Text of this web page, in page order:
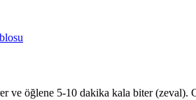
ve öğlene 5-10 dakika kala biter (zeval).